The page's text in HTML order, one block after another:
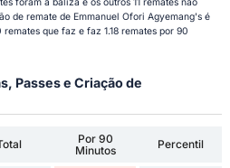
foram à baliza e os outros 11 remates não
de remate de Emmanuel Ofori Agyemang's é
que faz e faz 1.18 remates por 90
Passes e Criação de
Por 90
Minutos
Percentil